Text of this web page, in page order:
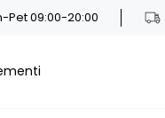
Pet 09:00-20:00